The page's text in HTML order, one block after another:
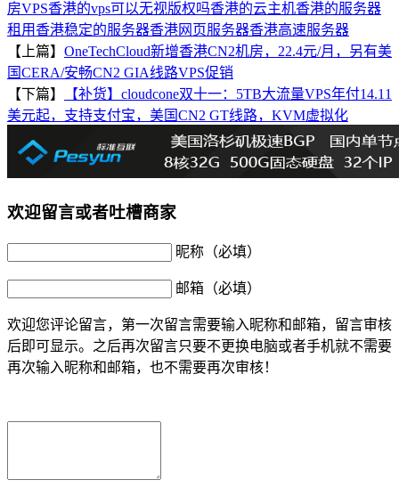
房VPS香港的vps可以无视版权吗香港的云主机香港的服务器
租用 香港稳定的服务器香港网页服务器香港高速服务器
【上篇】 OneTechCloud新增香港CN2机房，22.4元/月，另有美
国CERA/安畅CN2 GIA线路VPS促销
【下篇】
【补货】cloudcone双十一：5TB大流量VPS年付14.11
美元起，支持支付宝，美国CN2 GT线路，KVM虚拟化
欢迎留言或者吐槽商家
昵称（必填）
邮箱（必填）
欢迎您评论留言，第一次留言需要输入昵称和邮箱，留言审核
后即可显示。之后再次留言只要不更换电脑或者手机就不需要
再次输入昵称和邮箱，也不需要再次审核！